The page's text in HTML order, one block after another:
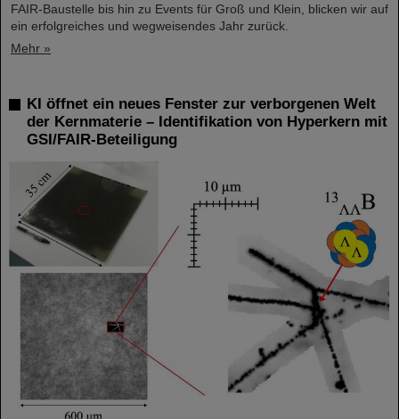
FAIR-Baustelle bis hin zu Events für Groß und Klein, blicken wir auf
ein erfolgreiches und wegweisendes Jahr zurück.
Mehr »
KI öffnet ein neues Fenster zur verborgenen Welt
der Kernmaterie – Identifikation von Hyperkern mit
GSI/FAIR-Beteiligung